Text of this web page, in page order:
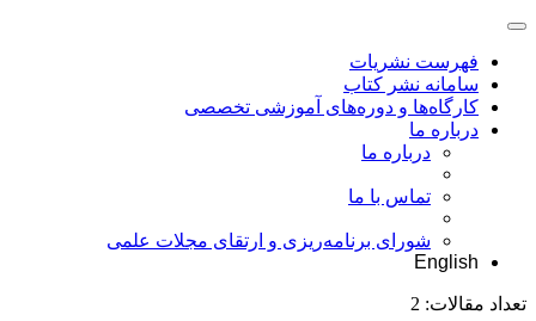
فهرست نشریات
سامانه نشر کتاب
کارگاه‌ها و دوره‌های آموزشی تخصصی
درباره ما
درباره ما
تماس با ما
شورای برنامه‌ریزی و ارتقای مجلات علمی
English
تعداد مقالات: 2